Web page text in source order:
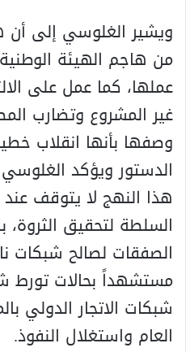
ويشير الغلوسي إلى
من هاجم الهيئة
عملها، كما عمل على
غير المشروع وتضارب
الدستور ويؤكد
هذا النهج لا يتوقف
السلطة لتحقيق
الصفقات لصالح شبكات
مستشهداً بحالات
شبكات الاتجار الدولي
العام واستغلال النفوذ.